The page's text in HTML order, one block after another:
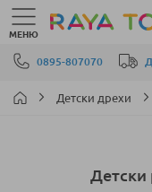
Прескачане към
0895-807070
МЕНЮ
Детски дрехи
Детски